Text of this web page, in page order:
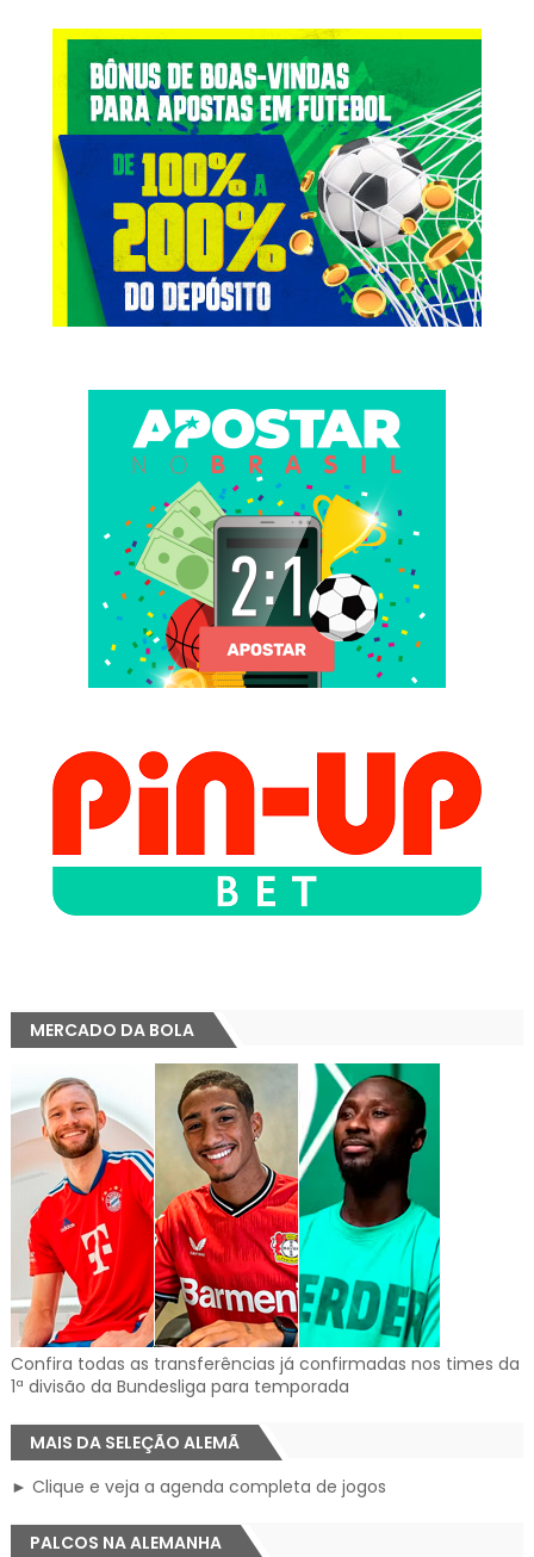
MERCADO DA BOLA
Confira todas as transferências já confirmadas nos times da
1ª divisão da Bundesliga para temporada
MAIS DA SELEÇÃO ALEMÃ
► Clique e veja a agenda completa de jogos
PALCOS NA ALEMANHA